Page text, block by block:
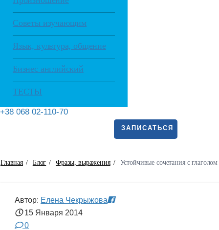
Советы изучающим
Язык, культура, общение
Бизнес английский
ТЕСТЫ
+38 068 02-110-70
ЗАПИСАТЬСЯ
Главная / Блог / Фразы, выражения / Устойчивые сочетания с
Автор: Елена Чекрыжова
15 Января 2014
0